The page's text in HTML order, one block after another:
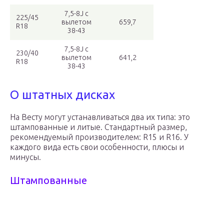
225/45
R18
7,5-8J с
вылетом
38-43
659,7
230/40
R18
7,5-8J с
вылетом
38-43
641,2
О штатных дисках
На Весту могут устанавливаться два их типа: это
штампованные и литые. Стандартный размер,
рекомендуемый производителем: R15 и R16. У
каждого вида есть свои особенности, плюсы и
минусы.
Штампованные